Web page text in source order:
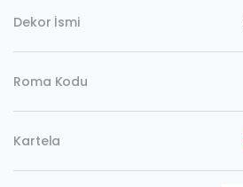
Dekor İsmi
Roma Kodu
Kartela
Kopyala